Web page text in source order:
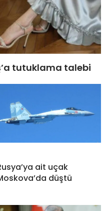
tutuklama talebi
ait uçak
düştü